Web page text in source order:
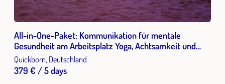
All-in-One-Paket: Kommunikation für mentale
Gesundheit am Arbeitsplatz Yoga, Achtsamkeit und
Resilienzelementen...als Antwort auf die
Herausforderungen von New Work und Leistungsdruck
in einer beschleunigten Gesellschaft
Quickborn, Deutschland
379 € / 5 days